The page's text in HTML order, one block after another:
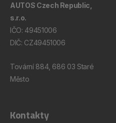
AUTOS Czech Republic,
s.r.o.
IČO: 49451006
DIČ: CZ49451006
Tovární 884, 686 03 Staré
Město
Kontakty